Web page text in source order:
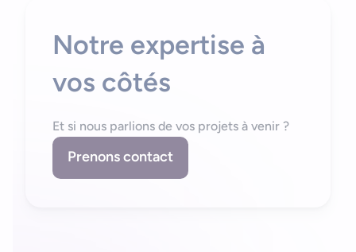
Notre expertise à
vos côtés
Et si nous parlions de vos projets à venir ?
Prenons contact
Bonjour, je suis Zel, votre assistant. Comment puis-je vous
aider ?